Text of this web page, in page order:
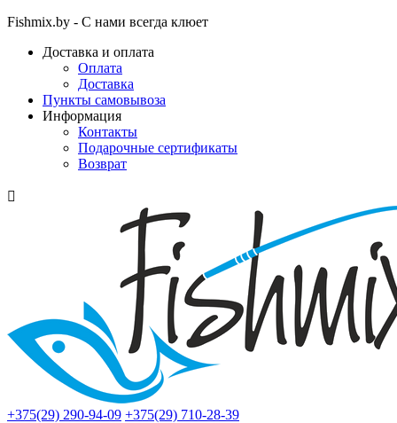
Fishmix.by - С нами всегда клюет
Доставка и оплата
Оплата
Доставка
Пункты самовывоза
Информация
Контакты
Подарочные сертификаты
Возврат

+375(29) 290-94-09 +375(29) 710-28-39